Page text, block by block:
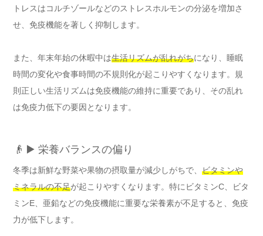
トレスはコルチゾールなどのストレスホルモンの分泌を増加さ
せ、免疫機能を著しく抑制します。
また、年末年始の休暇中は生活リズムが乱れがちになり、睡眠
時間の変化や食事時間の不規則化が起こりやすくなります。規
則正しい生活リズムは免疫機能の維持に重要であり、その乱れ
は免疫力低下の要因となります。
👴 ▶️ 栄養バランスの偏り
冬季は新鮮な野菜や果物の摂取量が減少しがちで、 ビタミンや
ミネラルの不足が起こりやすくなります。特にビタミンC、ビタ
ミンE、亜鉛などの免疫機能に重要な栄養素が不足すると、免疫
力が低下します。